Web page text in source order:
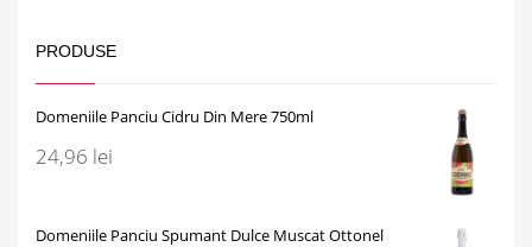
PRODUSE
Domeniile Panciu Cidru Din Mere 750ml
24,96 lei
Domeniile Panciu Spumant Dulce Muscat Ottonel